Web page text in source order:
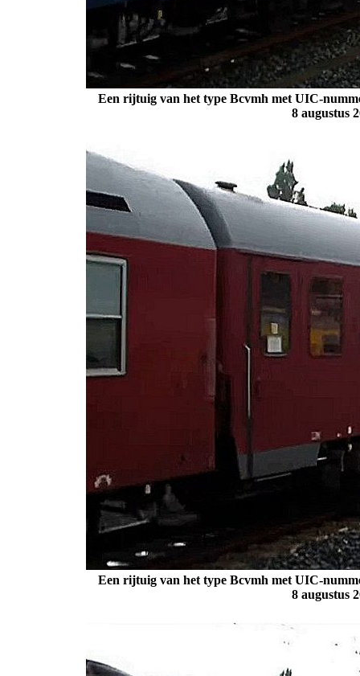
Een rijtuig van het type Bcvmh met UIC-
8 augustus
Een rijtuig van het type Bcvmh met UIC-
8 augustus